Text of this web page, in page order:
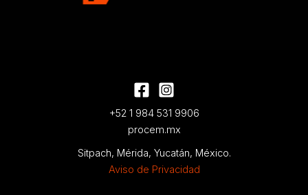
+52 1 984 531 9906
procem.mx
Sitpach, Mérida, Yucatán, México.
Aviso de Privacidad